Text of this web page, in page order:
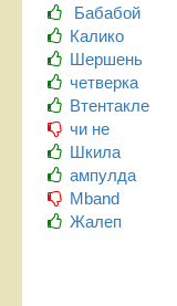
Бабабой
Калико
Шершень
четверка
Втентакле
чи не
Шкила
ампулда
Mband
Жалеп